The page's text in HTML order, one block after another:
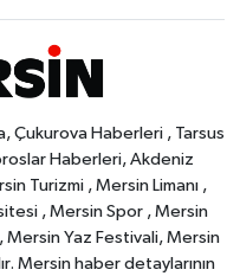
Çukurova Haberleri , Tarsus
Haberleri, Akdeniz
Turizmi , Mersin Limanı ,
, Mersin Spor , Mersin
Mersin Yaz Festivali, Mersin
Mersin haber detaylarının